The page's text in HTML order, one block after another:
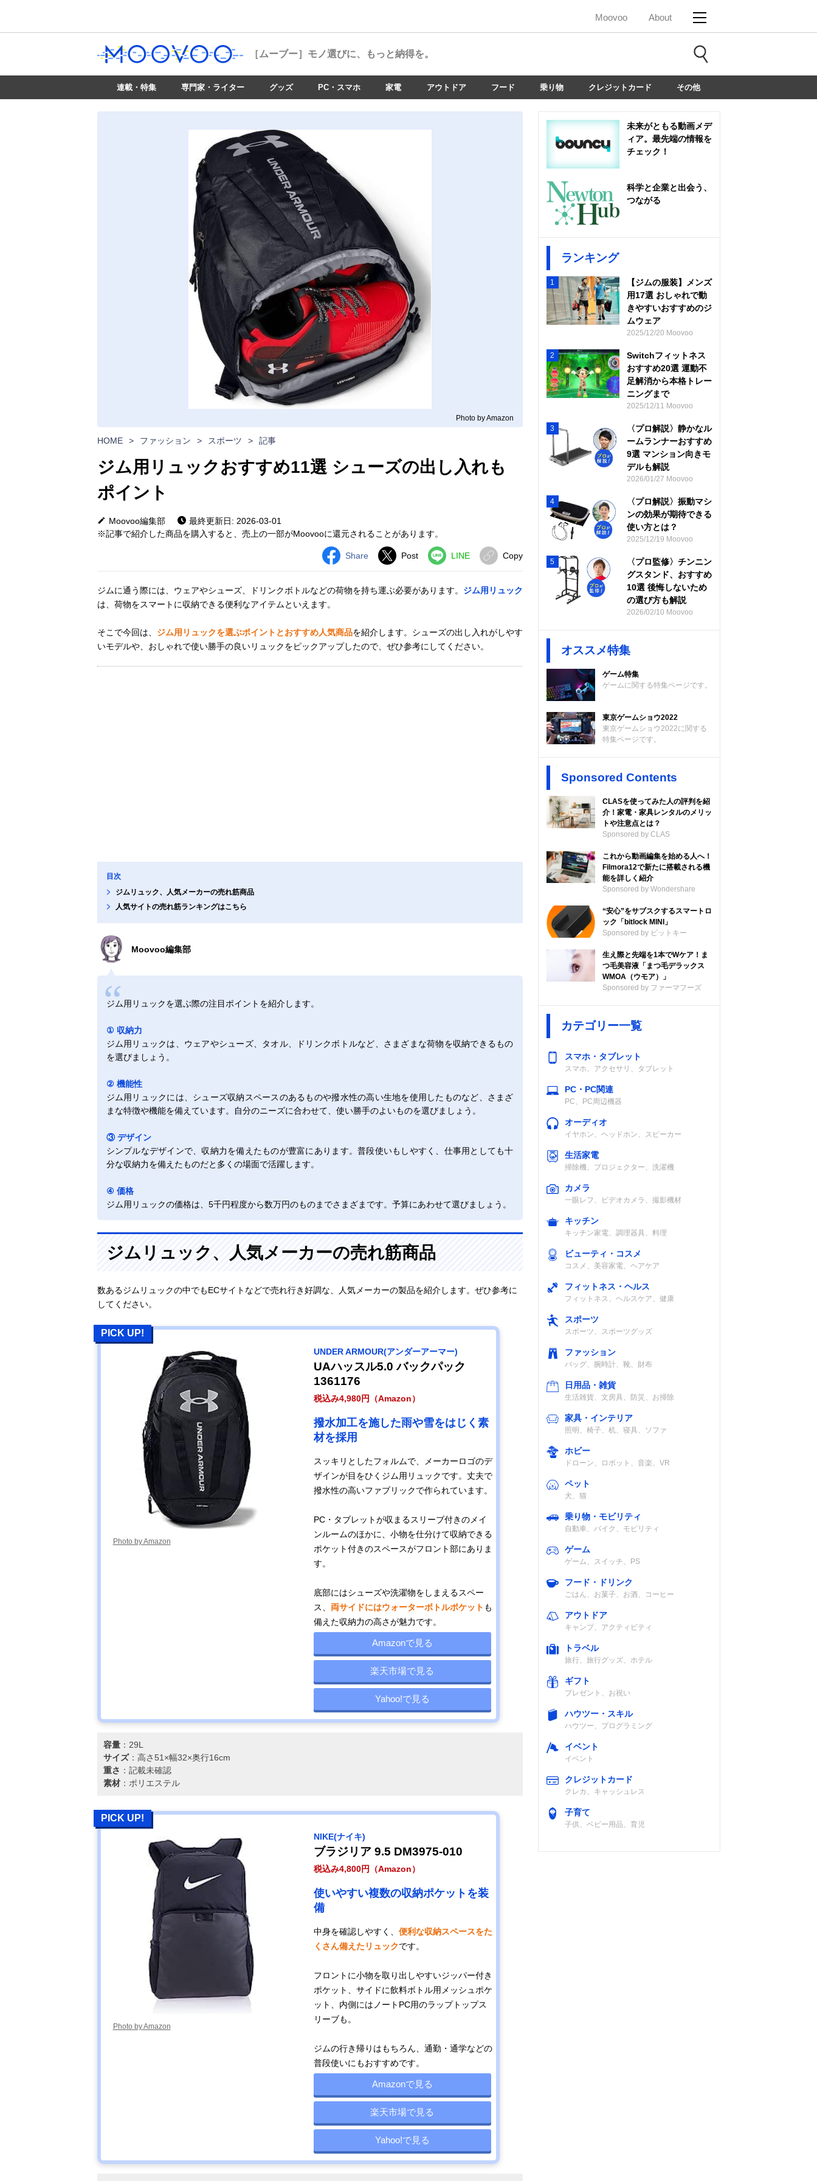
Moovoo About
［ムーブー］ モノ選びに、もっと納得を。
連載・特集 専門家・ライター グッズ PC・スマホ 家電 アウトドア フード 乗り物 クレジットカード その他
Photo by Amazon
HOME > ファッション > スポーツ > 記事
ジム用リュックおすすめ11選 シューズの出し入れも
ポイント
Moovoo編集部
最終更新日: 2026-03-01
※記事で紹介した商品を購入すると、売上の一部がMoovooに還元されることがあります。
Share Post LINE Copy
ジムに通う際には、ウェアやシューズ、ドリンクボトルなどの荷物を持ち運ぶ必要があります。 ジム用リュック
は、荷物をスマートに収納できる便利なアイテムといえます。
そこで今回は、 ジム用リュックを選ぶポイントとおすすめ人気商品を紹介します。シューズの出し入れがしやす
いモデルや、おしゃれで使い勝手の良いリュックをピックアップしたので、ぜひ参考にしてください。
目次
ジムリュック、人気メーカーの売れ筋商品
人気サイトの売れ筋ランキングはこちら
Moovoo編集部
ジム用リュックを選ぶ際の注目ポイントを紹介します。
① 収納力
ジム用リュックは、ウェアやシューズ、タオル、ドリンクボトルなど、さまざまな荷物を収納できるもの
を選びましょう。
② 機能性
ジム用リュックには、シューズ収納スペースのあるものや撥水性の高い生地を使用したものなど、さまざ
まな特徴や機能を備えています。自分のニーズに合わせて、使い勝手のよいものを選びましょう。
③ デザイン
シンプルなデザインで、収納力を備えたものが豊富にあります。普段使いもしやすく、仕事用としても十
分な収納力を備えたものだと多くの場面で活躍します。
④ 価格
ジム用リュックの価格は、5千円程度から数万円のものまでさまざまです。予算にあわせて選びましょう。
ジムリュック、人気メーカーの売れ筋商品
数あるジムリュックの中でもECサイトなどで売れ行き好調な、人気メーカーの製品を紹介します。ぜひ参考に
してください。
PICK UP!
Photo by Amazon
UNDER ARMOUR(アンダーアーマー)
UAハッスル5.0 バックパック
1361176
税込み4,980円（Amazon）
撥水加工を施した雨や雪をはじく素
材を採用
スッキリとしたフォルムで、メーカーロゴのデ
ザインが目をひくジム用リュックです。丈夫で
撥水性の高いファブリックで作られています。
PC・タブレットが収まるスリーブ付きのメイ
ンルームのほかに、小物を仕分けて収納できる
ポケット付きのスペースがフロント部にありま
す。
底部にはシューズや洗濯物をしまえるスペー
ス、 両サイドにはウォーターボトルポケット も
備えた収納力の高さが魅力です。
Amazonで見る
楽天市場で見る
Yahoo!で見る
容量：29L
サイズ：高さ51×幅32×奥行16cm
重さ ：記載未確認
素材：ポリエステル
PICK UP!
Photo by Amazon
NIKE(ナイキ)
ブラジリア 9.5 DM3975-010
税込み4,800円（Amazon）
使いやすい複数の収納ポケットを装
備
中身を確認しやすく、 便利な収納スペースをた
くさん備えたリュックです。
フロントに小物を取り出しやすいジッパー付き
ポケット、サイドに飲料ボトル用メッシュポケ
ット、内側にはノートPC用のラップトップス
リーブも。
ジムの行き帰りはもちろん、通勤・通学などの
普段使いにもおすすめです。
Amazonで見る
楽天市場で見る
Yahoo!で見る
未来がともる動画メデ
ィア。最先端の情報を
チェック！
科学と企業と出会う、
つながる
ランキング
1
【ジムの服装】メンズ
用17選 おしゃれで動
きやすいおすすめのジ
ムウェア
2025/12/20 Moovoo
2
Switchフィットネス
おすすめ20選 運動不
足解消から本格トレー
ニングまで
2025/12/11 Moovoo
3
〈プロ解説〉静かなル
ームランナーおすすめ
9選 マンション向きモ
デルも解説
2026/01/27 Moovoo
4
〈プロ解説〉振動マシ
ンの効果が期待できる
使い方とは？
2025/12/19 Moovoo
5
〈プロ監修〉チンニン
グスタンド、おすすめ
10選 後悔しないため
の選び方も解説
2026/02/10 Moovoo
オススメ特集
ゲーム特集
ゲームに関する特集ページです。
東京ゲームショウ2022
東京ゲームショウ2022に関する
特集ページです。
Sponsored Contents
CLASを使ってみた人の評判を紹
介！家電・家具レンタルのメリッ
トや注意点とは？
Sponsored by CLAS
これから動画編集を始める人へ！
Filmora12で新たに搭載される機
能を詳しく紹介
Sponsored by Wondershare
“安心”をサブスクするスマートロ
ック「bitlock MINI」
Sponsored by ビットキー
生え際と先端を1本でWケア！ま
つ毛美容液「まつ毛デラックス
WMOA（ウモア）」
Sponsored by ファーマフーズ
カテゴリー一覧
スマホ・タブレット
スマホ、アクセサリ、タブレット
PC・PC関連
PC、PC周辺機器
オーディオ
イヤホン、ヘッドホン、スピーカー
生活家電
掃除機、プロジェクター、洗濯機
カメラ
一眼レフ、ビデオカメラ、撮影機材
キッチン
キッチン家電、調理器具、料理
ビューティ・コスメ
コスメ、美容家電、ヘアケア
フィットネス・ヘルス
フィットネス、ヘルスケア、健康
スポーツ
スポーツ、スポーツグッズ
ファッション
バッグ、腕時計、靴、財布
日用品・雑貨
生活雑貨、文房具、防災、お掃除
家具・インテリア
照明、椅子、机、寝具、ソファ
ホビー
ドローン、ロボット、音楽、VR
ペット
犬、猫
乗り物・モビリティ
自動車、バイク、モビリティ
ゲーム
ゲーム、スイッチ、PS
フード・ドリンク
ごはん、お菓子、お酒、コーヒー
アウトドア
キャンプ、アクティビティ
トラベル
旅行、旅行グッズ、ホテル
ギフト
プレゼント、お祝い
ハウツー・スキル
ハウツー、プログラミング
イベント
イベント
クレジットカード
クレカ、キャッシュレス
子育て
子供、ベビー用品、育児